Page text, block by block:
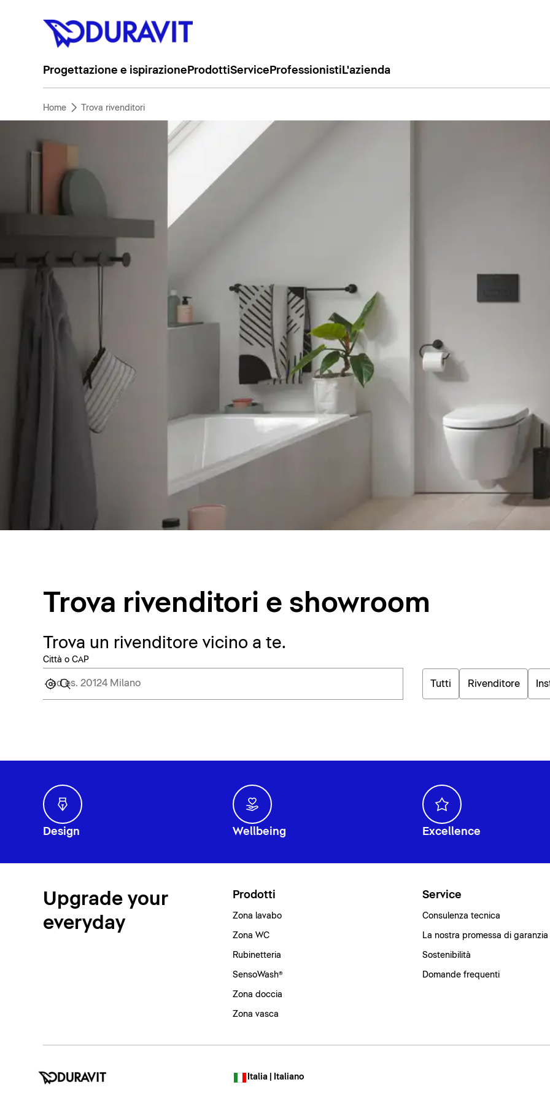
Progettazione e ispirazione ProdottiService Professionisti L'azienda
Home Trova rivenditori
Trova rivenditori e showroom
Trova un rivenditore vicino a te.
Città o CAP
Tutti Rivenditore
Design Wellbeing Excellence
Upgrade your
everyday
Prodotti
Zona lavabo
Zona WC
Rubinetteria
SensoWash®
Zona doccia
Zona vasca
Service
Consulenza tecnica
La nostra promessa di garanzia
Sostenibilità
Domande frequenti
Italia | Italiano